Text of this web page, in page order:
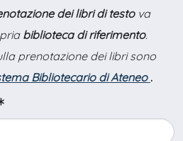
dei libri di testova
biblioteca di riferimento.
prenotazione dei libri sono
Bibliotecario di Ateneo .